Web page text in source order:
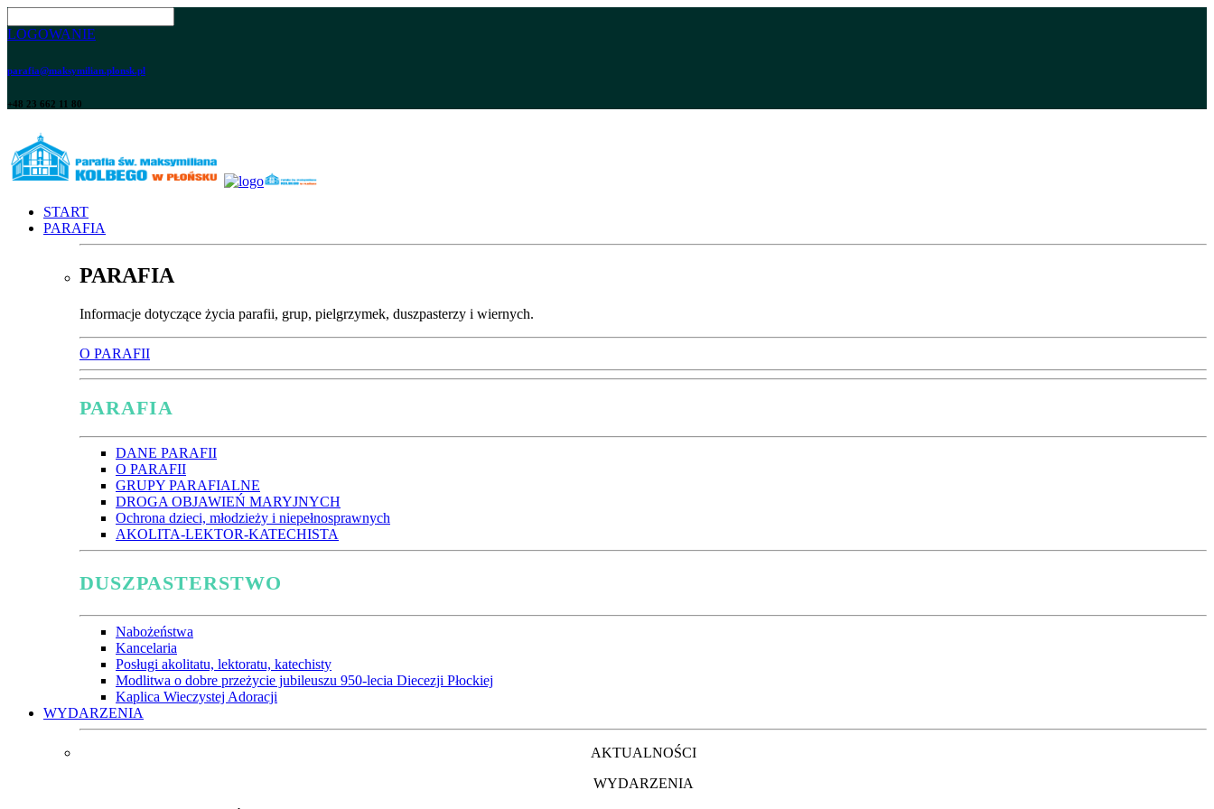
LOGOWANIE
parafia@maksymilian.plonsk.pl
+48 23 662 11 80
START
PARAFIA
PARAFIA
Informacje dotyczące życia parafii, grup, pielgrzymek, duszpasterzy i wiernych.
O PARAFII
PARAFIA
DANE PARAFII
O PARAFII
GRUPY PARAFIALNE
DROGA OBJAWIEŃ MARYJNYCH
Ochrona dzieci, młodzieży i niepełnosprawnych
AKOLITA-LEKTOR-KATECHISTA
DUSZPASTERSTWO
Nabożeństwa
Kancelaria
Posługi akolitatu, lektoratu, katechisty
Modlitwa o dobre przeżycie jubileuszu 950-lecia Diecezji Płockiej
Kaplica Wieczystej Adoracji
WYDARZENIA
AKTUALNOŚCI
WYDARZENIA